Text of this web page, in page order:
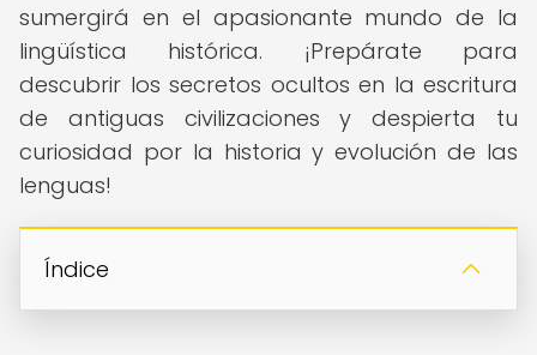
sumergirá en el apasionante mundo de la
lingüística histórica. ¡Prepárate para
descubrir los secretos ocultos en la escritura
de antiguas civilizaciones y despierta tu
curiosidad por la historia y evolución de las
lenguas!
Índice